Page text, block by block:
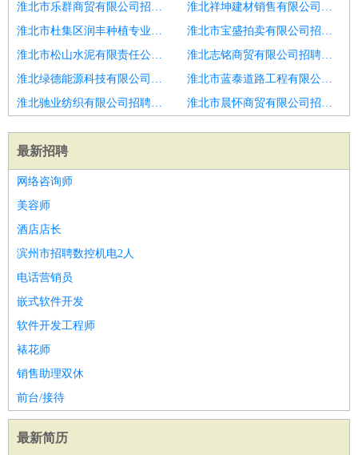
淮北市乐群商贸有限公司招聘销售经理
淮北祥坤建材销售有限公司招聘销售经理
淮北市杜集区润丰种植专业合作社招聘行业销售经理
淮北市宝盛拍卖有限公司招聘重庆贵州足踝销售经理
淮北市松山水泥有限责任公司招聘区域销售经理
淮北志铭商贸有限公司招聘制造业销售经理
淮北绿德能源科技有限公司招聘销售经理
淮北市蓝泰道路工程有限公司招聘销售经理
淮北驰业纺织有限公司招聘区域销售经理
淮北市晨怀商贸有限公司招聘大客户销售经理
最新招聘
网络咨询师
美容师
酒店店长
滨州市招聘数控机电2人
电话营销员
嵌式软件开发
软件开发工程师
裱花师
销售助理双休
前台/接待
最新简历